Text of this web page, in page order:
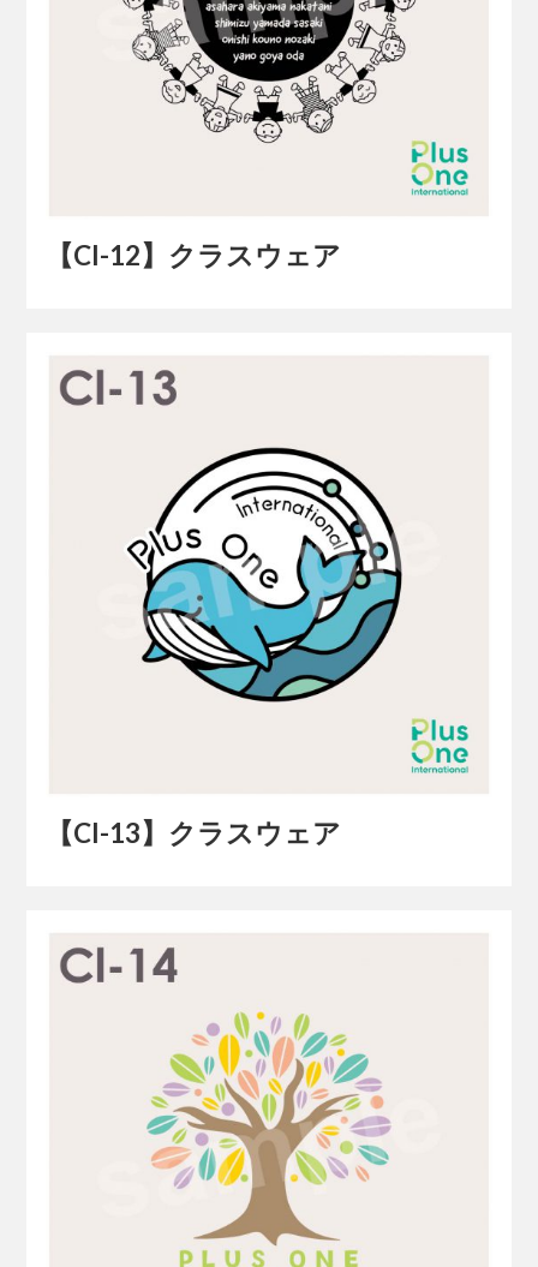
【Cl-12】クラスウェア
【Cl-13】クラスウェア